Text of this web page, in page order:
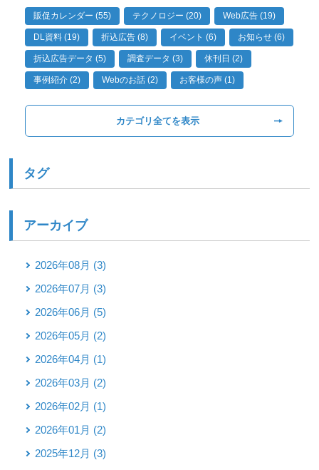
販促カレンダー (55) テクノロジー (20) Web広告 (19)
DL資料 (19) 折込広告 (8) イベント (6) お知らせ (6)
折込広告データ (5) 調査データ (3) 休刊日 (2)
事例紹介 (2) Webのお話 (2) お客様の声 (1)
カテゴリ全てを表示
タグ
アーカイブ
2026年08月 (3)
2026年07月 (3)
2026年06月 (5)
2026年05月 (2)
2026年04月 (1)
2026年03月 (2)
2026年02月 (1)
2026年01月 (2)
2025年12月 (3)